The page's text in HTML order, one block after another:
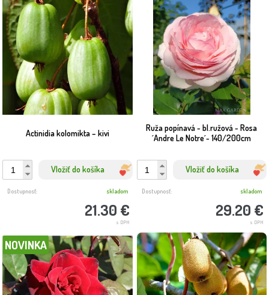
Actinidia kolomikta – kivi
Vložiť do košíka
21.30 €
s DPH
Dostupnosť: skladom
Ruža popínavá - bl.ružová - Rosa
´Andre Le Notre´- 140/200cm
Vložiť do košíka
29.20 €
s DPH
Dostupnosť: skladom
NOVINKA